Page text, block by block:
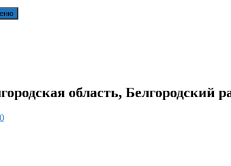
область, Белгородский